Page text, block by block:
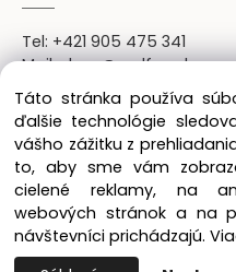
Tel: +421 905 475 341
Mail:shop@realfan.sk
Zákaznícka linka: 9:00-18:00
Osobný odber: po
Copyright © 2024 Real Fan
vyhradené.
Táto stránka používa
ďalšie technológie
vášho zážitku z
to, aby sme vám
cielené reklamy, na
webových stránok a na
návštevníci prichádzajú.